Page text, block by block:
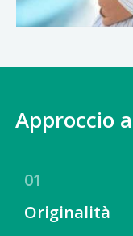
Approccio
01
Originalità